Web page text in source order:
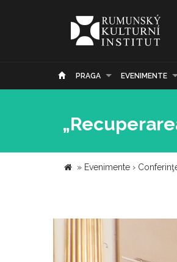
PRAGA EVENIMENTE
» Evenimente ›